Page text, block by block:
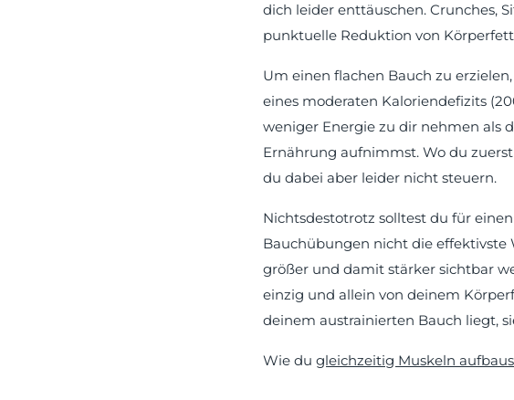
dich leider enttäuschen. Crunches,
punktuelle Reduktion von
Um einen flachen Bauch zu
eines moderaten Kaloriendefizits
weniger Energie zu dir nehmen als
Ernährung aufnimmst. Wo du
du dabei aber leider nicht steuern.
Nichtsdestotrotz solltest du für
Bauchübungen nicht die effektivste
größer und damit stärker sichtbar
einzig und allein von deinem
deinem austrainierten Bauch liegt,
Wie du gleichzeitig Muskeln